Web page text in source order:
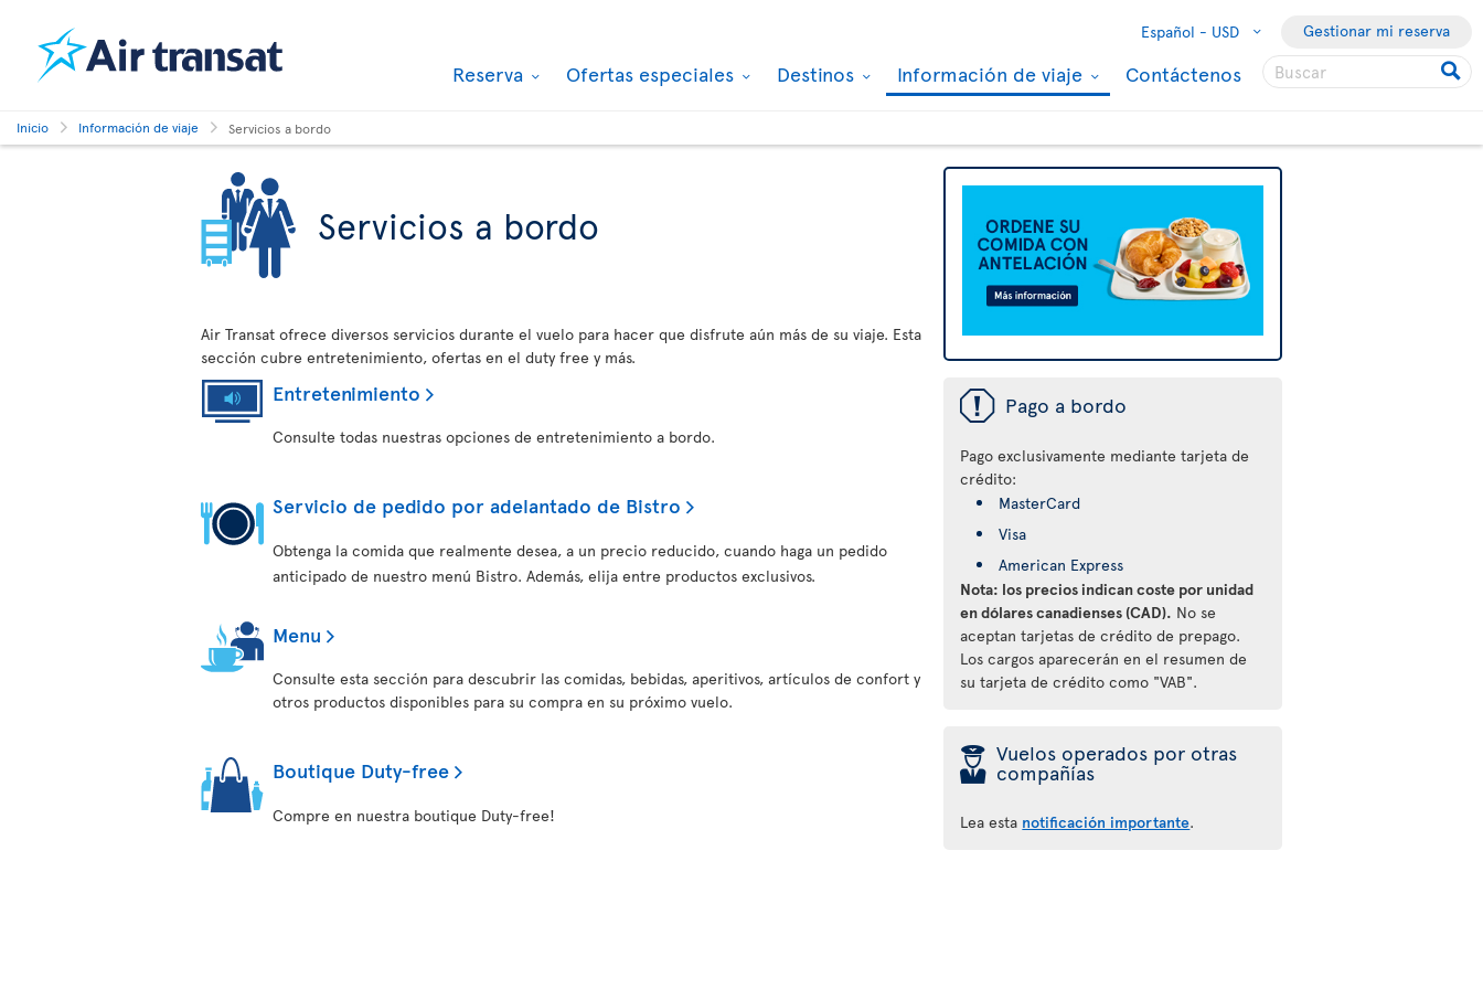
Español - USD Gestionar mi reserva
Reserva Ofertas especiales Destinos Información de viaje Contáctenos
Inicio Información de viaje Servicios a bordo
Servicios a bordo
Air Transat ofrece diversos servicios durante el vuelo para hacer que disfrute aún más de su viaje. Esta
sección cubre entretenimiento, ofertas en el duty free y más.
Entretenimiento
Consulte todas nuestras opciones de entretenimiento a bordo.
Servicio de pedido por adelantado de Bistro
Obtenga la comida que realmente desea, a un precio reducido, cuando haga un pedido
anticipado de nuestro menú Bistro. Además, elija entre productos exclusivos.
Menu
Consulte esta sección para descubrir las comidas, bebidas, aperitivos, artículos de confort y
otros productos disponibles para su compra en su próximo vuelo.
Boutique Duty-free
Compre en nuestra boutique Duty-free!
ü Pago a bordo
Pago exclusivamente mediante tarjeta de
crédito:
MasterCard
Visa
American Express
Nota: los precios indican coste por unidad
en dólares canadienses (CAD). No se
aceptan tarjetas de crédito de prepago.
Los cargos aparecerán en el resumen de
su tarjeta de crédito como "VAB".
þ Vuelos operados por otras
compañías
Lea esta notificación importante.